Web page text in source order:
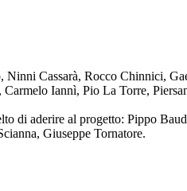
Ninni Cassarà, Rocco Chinnici,
Iannì, Pio La Torre,
di aderire al progetto: Pippo
Giuseppe Tornatore.